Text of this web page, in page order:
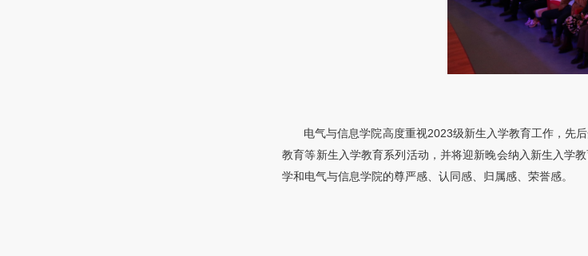
电气与信息学院高度重视2023级新生入学教育工作，先
教育等新生入学教育系列活动，并将迎新晚会纳入新生入学
学和电气与信息学院的尊严感、认同感、归属感、荣誉感。